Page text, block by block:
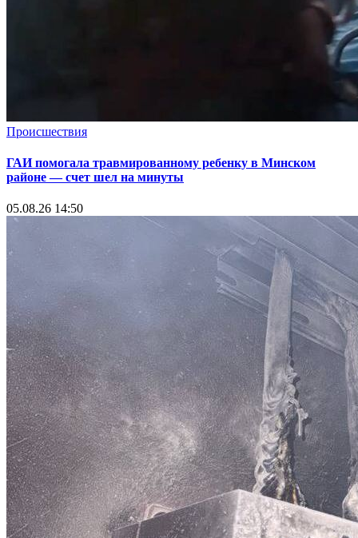
Происшествия
ГАИ помогала травмированному ребенку в Минском
районе — счет шел на минуты
05.08.26 14:50